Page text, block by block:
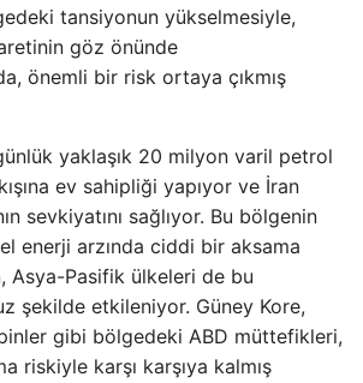
tansiyonun yükselmesiyle,
göz önünde
önemli bir risk ortaya çıkmış
yaklaşık 20 milyon varil petrol
ev sahipliği yapıyor ve İran
sevkiyatını sağlıyor. Bu bölgenin
enerji arzında ciddi bir aksama
Asya-Pasifik ülkeleri de bu
şekilde etkileniyor. Güney Kore,
gibi bölgedeki ABD müttefikleri,
riskiyle karşı karşıya kalmış